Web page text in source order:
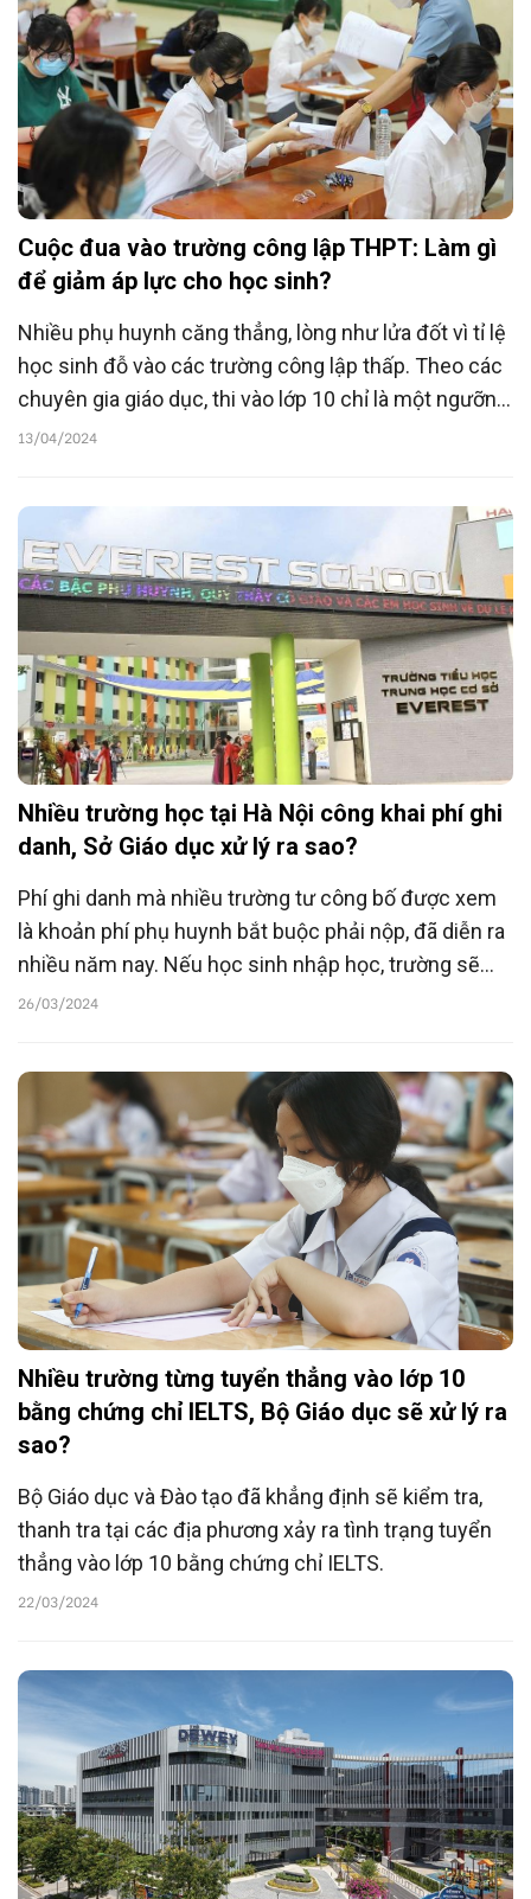
Cuộc đua vào trường công lập THPT: Làm gì
để giảm áp lực cho học sinh?
Nhiều phụ huynh căng thẳng, lòng như lửa đốt vì tỉ lệ
học sinh đỗ vào các trường công lập thấp. Theo các
chuyên gia giáo dục, thi vào lớp 10 chỉ là một ngưỡng
cửa trong cuộc đời, nếu trượt công lập, các em vẫn
13/04/2024
Nhiều trường học tại Hà Nội công khai phí ghi
danh, Sở Giáo dục xử lý ra sao?
Phí ghi danh mà nhiều trường tư công bố được xem
là khoản phí phụ huynh bắt buộc phải nộp, đã diễn ra
nhiều năm nay. Nếu học sinh nhập học, trường sẽ
khấu trừ vào các chi phí, còn nếu không nhập học thì
26/03/2024
Nhiều trường từng tuyển thẳng vào lớp 10
bằng chứng chỉ IELTS, Bộ Giáo dục sẽ xử lý ra
sao?
Bộ Giáo dục và Đào tạo đã khẳng định sẽ kiểm tra,
thanh tra tại các địa phương xảy ra tình trạng tuyển
thẳng vào lớp 10 bằng chứng chỉ IELTS.
22/03/2024